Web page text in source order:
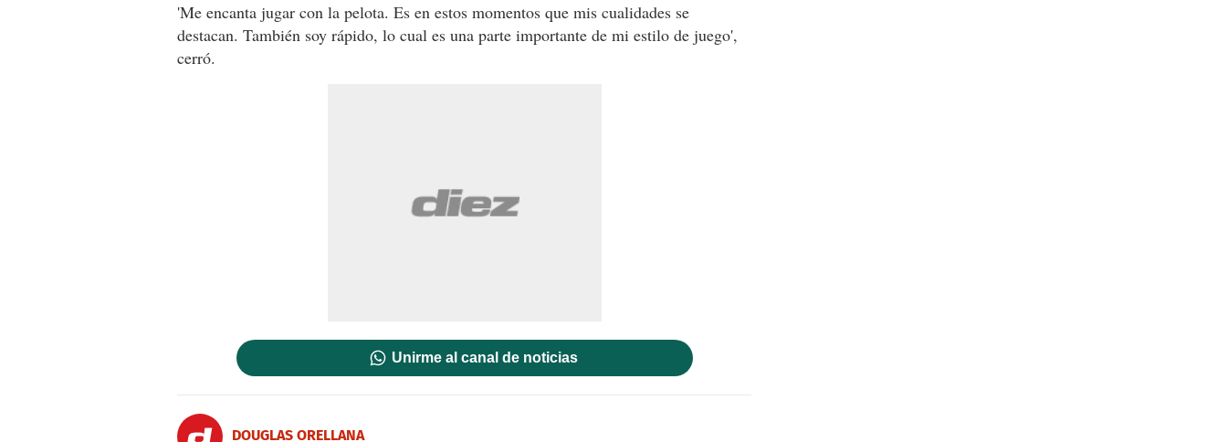
'Me encanta jugar con la pelota. Es en estos momentos que mis cualidades se
destacan. También soy rápido, lo cual es una parte importante de mi estilo de juego',
cerró.
Unirme al canal de noticias
DOUGLAS ORELLANA